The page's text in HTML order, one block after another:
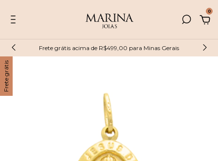
0
Frete grátis acima de R$499,00 para Minas Gerais
Frete grátis